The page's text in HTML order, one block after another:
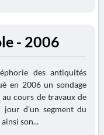
- 2006
des antiquités
en 2006 un sondage
cours de travaux de
d’un segment du
son...